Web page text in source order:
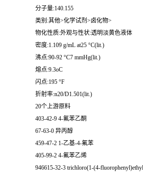
分子量:140.155
类别:其他>化学试剂>卤化物>
物化性质:外观与性状:透明淡黄色液体
密度:1.109 g/mL at25 °C(lit.)
沸点:90-92 °C7 mmHg(lit.)
熔点:9.3oC
闪点:195 °F
折射率:n20/D1.501(lit.)
20个上游原料
403-42-9 4-氟苯乙酮
67-63-0 异丙醇
459-47-2 1-乙基-4-氟苯
405-99-2 4-氟苯乙烯
946615-32-3 trichloro(1-(4-